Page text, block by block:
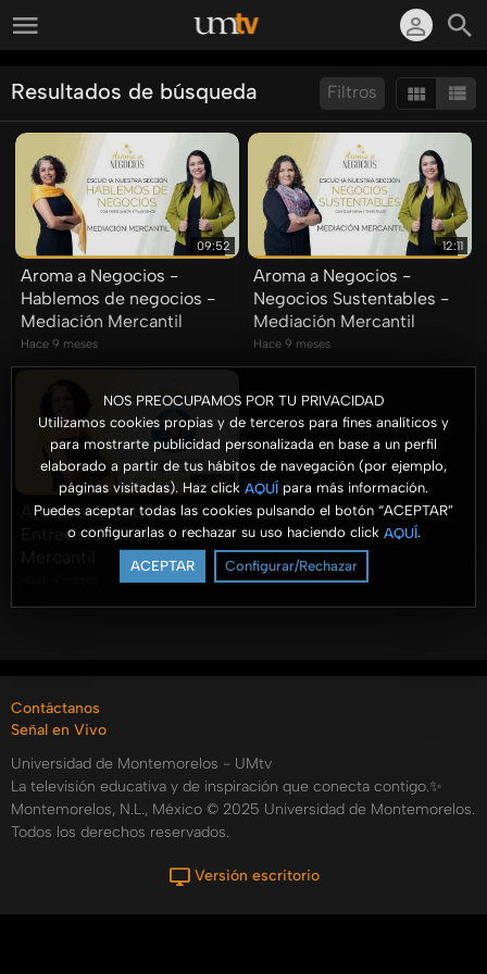
NOS PREOCUPAMOS POR TU PRIVACIDAD
Utilizamos cookies propias y de terceros para fines analíticos y
para mostrarte publicidad personalizada en base a un perfil
elaborado a partir de tus hábitos de navegación (por ejemplo,
páginas visitadas). Haz click AQUÍ para más información.
Puedes aceptar todas las cookies pulsando el botón “ACEPTAR”
o configurarlas o rechazar su uso haciendo click AQUÍ.
ACEPTAR Configurar/Rechazar
Filtros
Resultados de búsqueda
Ordenar por:
Mostrar:
Resultados/Pág.:
09:52
Aroma a Negocios -
Hablemos de negocios -
Mediación Mercantil
Hace 9 meses
12:11
Aroma a Negocios -
Negocios Sustentables -
Mediación Mercantil
Hace 9 meses
24:33
Aroma a Negocios -
Entrevista - Mediación
Contáctanos
Señal en Vivo
Universidad de Montemorelos - UMtv
La televisión educativa y de inspiración que conecta contigo.✨
Montemorelos, N.L., México © 2025 Universidad de Montemorelos.
Todos los derechos reservados.
Versión escritorio